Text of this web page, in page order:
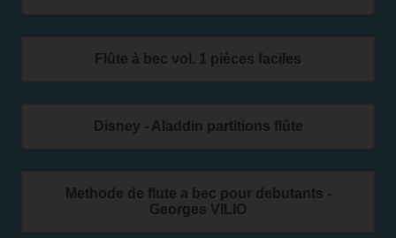
Flûte à bec vol. 1 pièces faciles
Disney - Aladdin partitions flûte
Methode de flute a bec pour debutants -
Georges VILIO